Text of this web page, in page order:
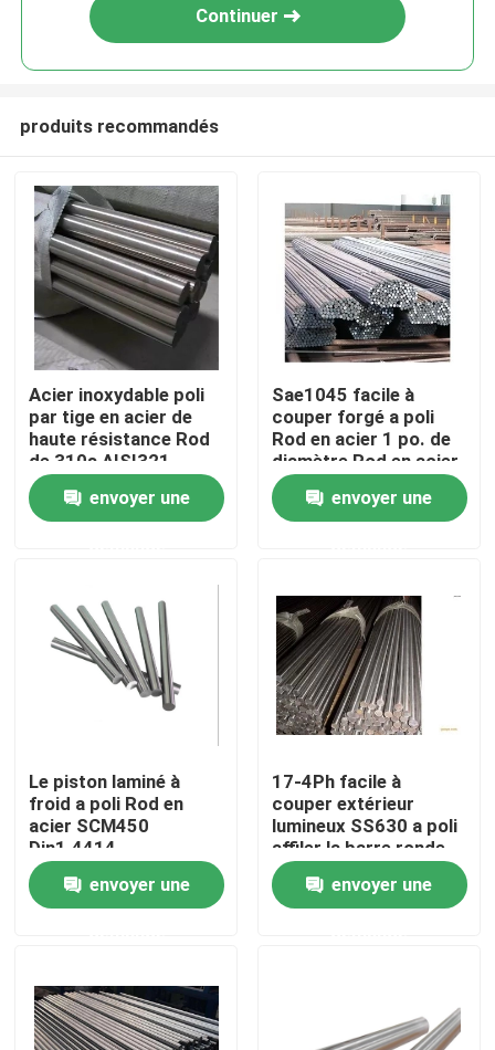
Accueil
A propos de nous
Produits
Produits en acier forgé
Anneaux en acier forgés
Bloc en acier forgé
Blancs forgés de vitesse
Continuer
produits recommandés
Acier inoxydable poli
par tige en acier de
haute résistance Rod
de 310s AISI321
Aisi316
envoyer une
Sae1045 facile à
couper forgé a poli
Rod en acier 1 po. de
diamètre Rod en acier
envoyer une
Le piston laminé à
froid a poli Rod en
acier SCM450
Din1.4414
envoyer une
17-4Ph facile à
couper extérieur
lumineux SS630 a poli
affiler la barre ronde
en acier
envoyer une